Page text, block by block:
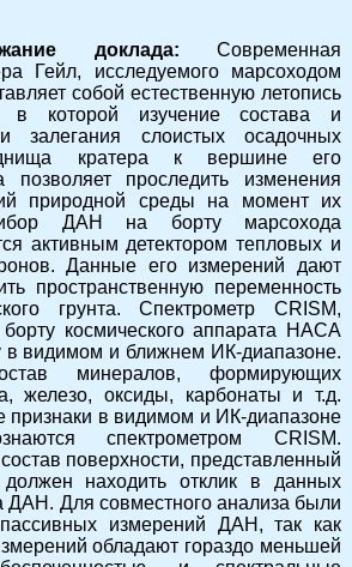
доклада: Современная
Гейл, исследуемого марсоходом
собой естественную летопись
в которой изучение состава и
залегания слоистых осадочных
кратера к вершине его
позволяет проследить изменения
природной среды на момент их
ДАН на борту марсохода
активным детектором тепловых и
Данные его измерений дают
пространственную переменность
грунта. Спектрометр CRISM,
космического аппарата НАСА
в видимом и ближнем ИК-диапазоне.
минералов, формирующих
железо, оксиды, карбонаты и т.д.
признаки в видимом и ИК-диапазоне
спектрометром CRISM.
поверхности, представленный
находить отклик в данных
ДАН. Для совместного анализа были
измерений ДАН, так как
обладают гораздо меньшей